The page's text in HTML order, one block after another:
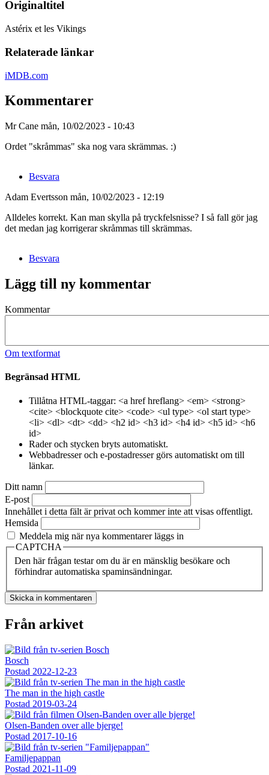
Originaltitel
Astérix et les Vikings
Relaterade länkar
iMDB.com
Kommentarer
Mr Cane mån, 10/02/2023 - 10:43
Ordet "skråmmas" ska nog vara skrämmas. :)
Besvara
Adam Evertsson mån, 10/02/2023 - 12:19
Som
Ordet
ska
nog…
Mr
Alldeles korrekt. Kan man skylla på tryckfelsnisse? I så fall gör jag
det medan jag korrigerar skråmmas till skrämmas.
Besvara
Lägg till ny kommentar
Kommentar
Om textformat
Begränsad HTML
Tillåtna HTML-taggar: <a href hreflang> <em> <strong>
<cite> <blockquote cite> <code> <ul type> <ol start type>
<li> <dl> <dt> <dd> <h2 id> <h3 id> <h4 id> <h5 id> <h6
id>
Rader och stycken bryts automatiskt.
Webbadresser och e-postadresser görs automatiskt om till
länkar.
Ditt namn
E-post
Innehållet i detta fält är privat och kommer inte att visas offentligt.
Hemsida
Meddela mig när nya kommentarer läggs in
CAPTCHA
Den här frågan testar om du är en mänsklig besökare och
förhindrar automatiska spaminsändningar.
Från arkivet
Bosch
Postad 2022-12-23
The man in the high castle
Postad 2019-03-24
Olsen-Banden over alle bjerge!
Postad 2017-10-16
Familjepappan
Postad 2021-11-09